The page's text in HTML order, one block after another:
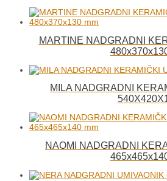
MARTINE NADGRADNI
MILA NADGRADNI
NAOMI NADGRADNI